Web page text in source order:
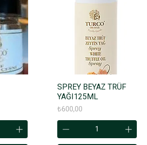
SPREY BEYAZ TRÜF
YAĞI125ML
Fiyat
₺600,00